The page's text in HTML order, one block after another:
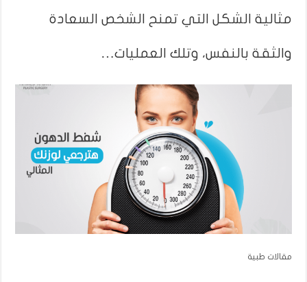
مثالية الشكل التي تمنح الشخص السعادة
والثقة بالنفس، وتلك العمليات…
مقالات طبية